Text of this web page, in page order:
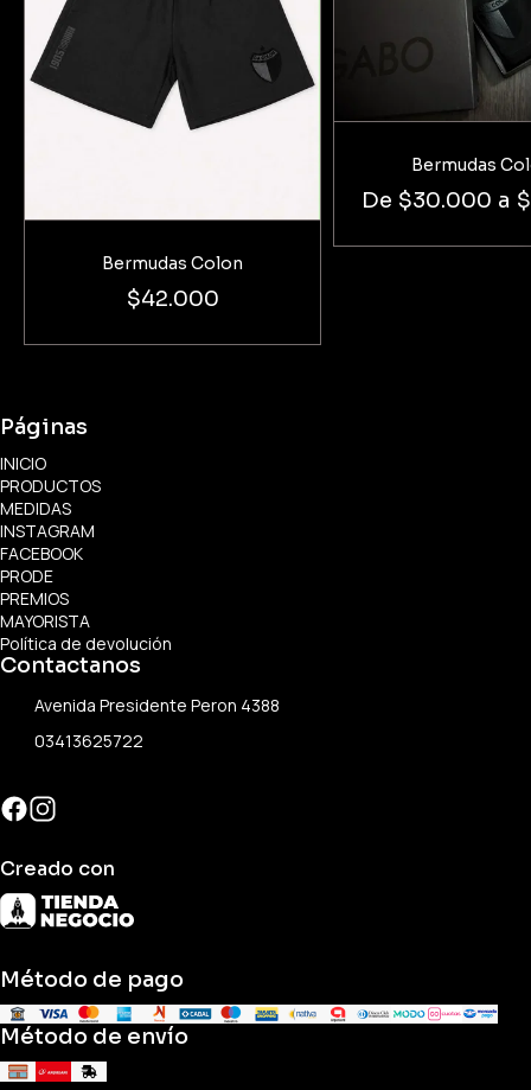
Bermudas Colon
$42.000
Bermudas
De $30.000 a
Páginas
INICIO
PRODUCTOS
MEDIDAS
INSTAGRAM
FACEBOOK
PRODE
PREMIOS
MAYORISTA
Política de devolución
Contactanos
Avenida Presidente Peron 4388
03413625722
Creado con
Método de pago
Método de envío